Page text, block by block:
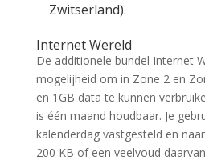
Zwitserland).
Internet Wereld
De additionele bundel Internet
mogelijheid om in Zone 2 en
en 1GB data te kunnen
is één maand houdbaar. Je
kalenderdag vastgesteld en
200 KB of een veelvoud